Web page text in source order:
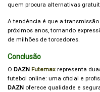
quem procura alternativas
A tendência é que a
próximos anos, tornando
de milhões de torcedores.
Conclusão
O DAZN Futemax representa
futebol online: uma oficial e
DAZN oferece qualidade e